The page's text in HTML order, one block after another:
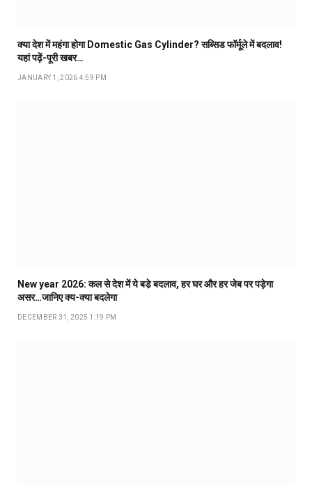
क्या देश में महंगा होगा Domestic Gas Cylinder? सब्सिड फॉर्मूले में बदलाव!
यहां पढ़ें-पूरी खबर…
JANUARY 1, 2026 4:59 PM
New year 2026: कल से देश में ये बडे़ बदलाव, हर घर और हर जेब पर पड़ेगा
असर…जानिए क्य-क्या बदलेगा
DECEMBER 31, 2025 1:19 PM